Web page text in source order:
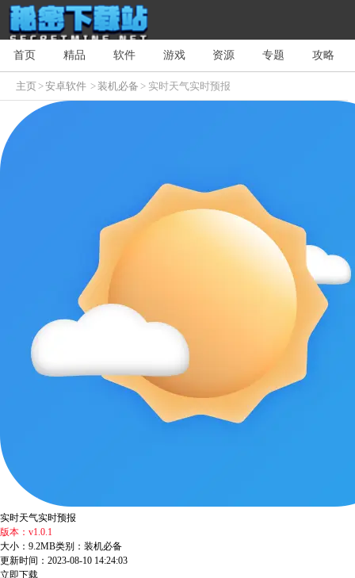
首页 精品 软件 游戏 资源 专题 攻略
主页>安卓软件 >装机必备 > 实时天气实时预报
实时天气实时预报
版本：v1.0.1
大小：9.2MB类别：装机必备
更新时间：2023-08-10 14:24:03
立即下载